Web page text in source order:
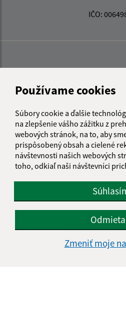
Používame cookies
Súbory cookie a ďalšie
na zlepšenie vášho zážitku z
webových stránok, na to, aby
prispôsobený obsah a cielené
návštevnosti našich webových
toho, odkiaľ naši návštevníci
Zmeniť moje
IČO:
Informácie o
Vyhlásenie o
Ochrana